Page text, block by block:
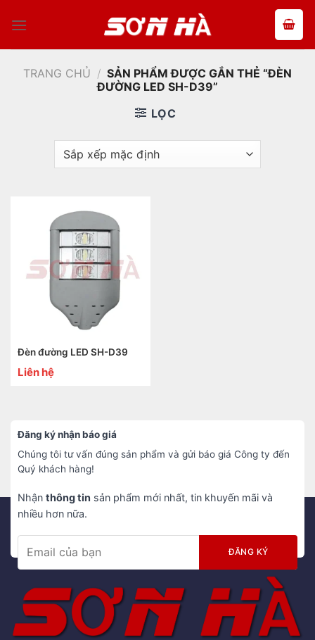
qua
TRANG CHỦ / SẢN PHẨM ĐƯỢC GẮN THẺ “ĐÈN
ĐƯỜNG LED SH-D39”
LỌC
Đèn đường LED SH-D39
Liên hệ
Đăng ký nhận báo giá
Chúng tôi tư vấn đúng sản phẩm và gửi báo giá Công ty đến
Quý khách hàng!
Nhận thông tin sản phẩm mới nhất, tin khuyến mãi và
nhiều hơn nữa.